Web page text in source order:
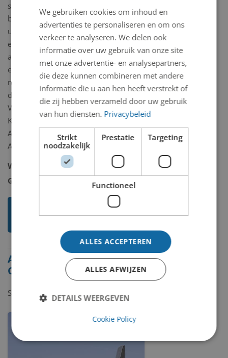
strenge rangschikking van
beeldelementen en het gebruik van
uiteenlopende materialen. Ordening
en ritmiek. Ritmiek ontstaat door
afwisseling van gedefinieerde volumes
en de contouren zorgen voor een
ruimtelijke tekening. Verder heeft hij
docentschappen gegeven aan o.a. De
Vrije Academie, Den Haag, Staatliche
Kunstakademie, Dusseldorf en
Academie voor Beeldende Kunsten
Arnhem.
Woonplaats:
Arnhem
Geboorteplaats:
Arnhem - 1944
Alle beelden van
Christiaan Paul Damsté
Showing 1-1
We gebruiken cookies om inhoud en
advertenties te personaliseren en om ons
verkeer te analyseren. We delen ook
informatie over uw gebruik van onze site
met onze advertentie- en analysepartners,
die deze kunnen combineren met andere
informatie die u aan hen heeft verstrekt of
die zij hebben verzameld door uw gebruik
van hun diensten. Privacybeleid
Strikt
noodzakelijk
Prestatie Targeting
Functioneel
ALLES ACCEPTEREN
ALLES AFWIJZEN
DETAILS WEERGEVEN
Cookie Policy